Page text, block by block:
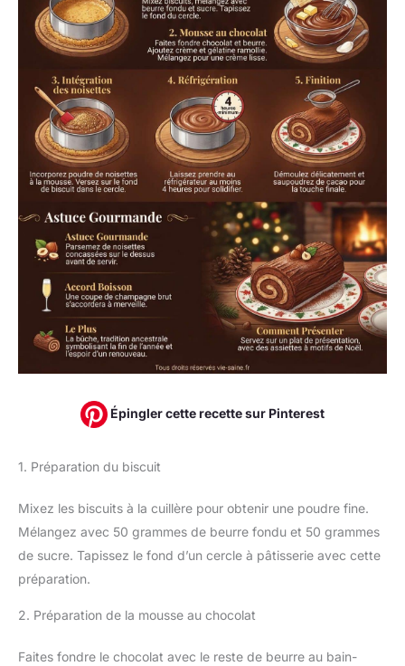
Épingler cette recette sur Pinterest
1. Préparation du biscuit
Mixez les biscuits à la cuillère pour obtenir une poudre fine.
Mélangez avec 50 grammes de beurre fondu et 50 grammes
de sucre. Tapissez le fond d’un cercle à pâtisserie avec cette
préparation.
2. Préparation de la mousse au chocolat
Faites fondre le chocolat avec le reste de beurre au bain-